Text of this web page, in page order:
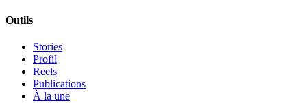
Outils
Stories
Profil
Reels
Publications
À la une